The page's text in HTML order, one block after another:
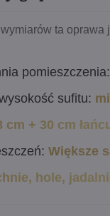
ta oprawa
pomieszczenia:
sufitu:
cm + 30 cm
Większe
hole,